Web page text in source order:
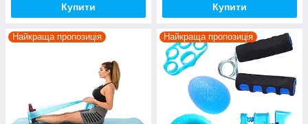
Купити Купити
Найкраща пропозиція Найкраща пропозиція